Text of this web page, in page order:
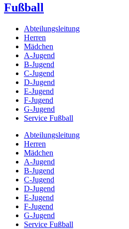
Fußball
Abteilungsleitung
Herren
Mädchen
A-Jugend
B-Jugend
C-Jugend
D-Jugend
E-Jugend
F-Jugend
G-Jugend
Service Fußball
Abteilungsleitung
Herren
Mädchen
A-Jugend
B-Jugend
C-Jugend
D-Jugend
E-Jugend
F-Jugend
G-Jugend
Service Fußball